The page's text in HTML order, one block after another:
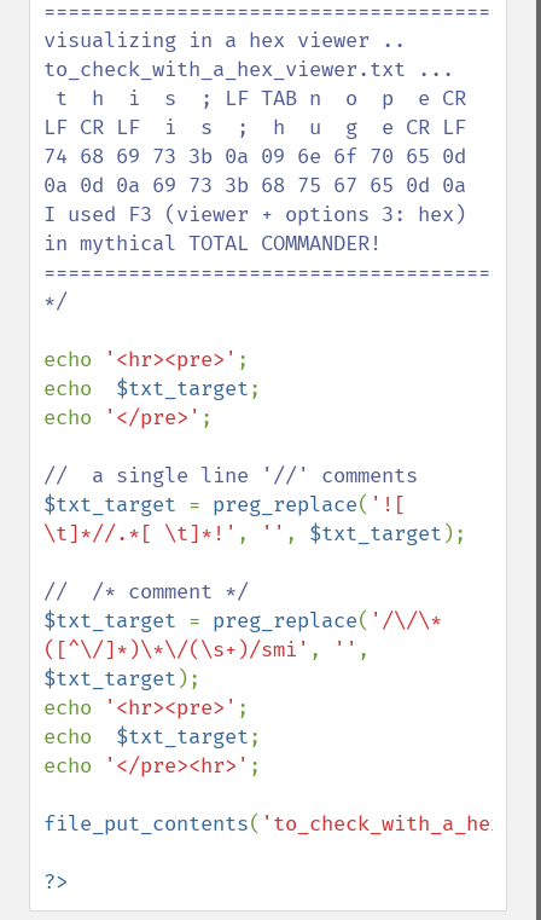
visualizing in a hex viewer ..
to_check_with_a_hex_viewer.txt ...
LF CR LF  i  s  ;  h  u  g  e CR LF
74 68 69 73 3b 0a 09 6e 6f 70 65 0d
0a 0d 0a 69 73 3b 68 75 67 65 0d 0a
I used F3 (viewer + options 3: hex)
in mythical TOTAL COMMANDER!
*/
echo '<hr><pre>' ;
echo $txt_target;
echo
'</pre>' ;
$txt_target = preg_replace( '![
\t]*//.*[ \t]*!' , '' , $txt_target );
$txt_target = preg_replace( '/\/\*
([^\/]*)\*\/(\s+)/smi' , ''
$txt_target );
echo
'<hr><pre>' ;
echo $txt_target;
echo
'</pre><hr>' ;
file_put_contents(
?>